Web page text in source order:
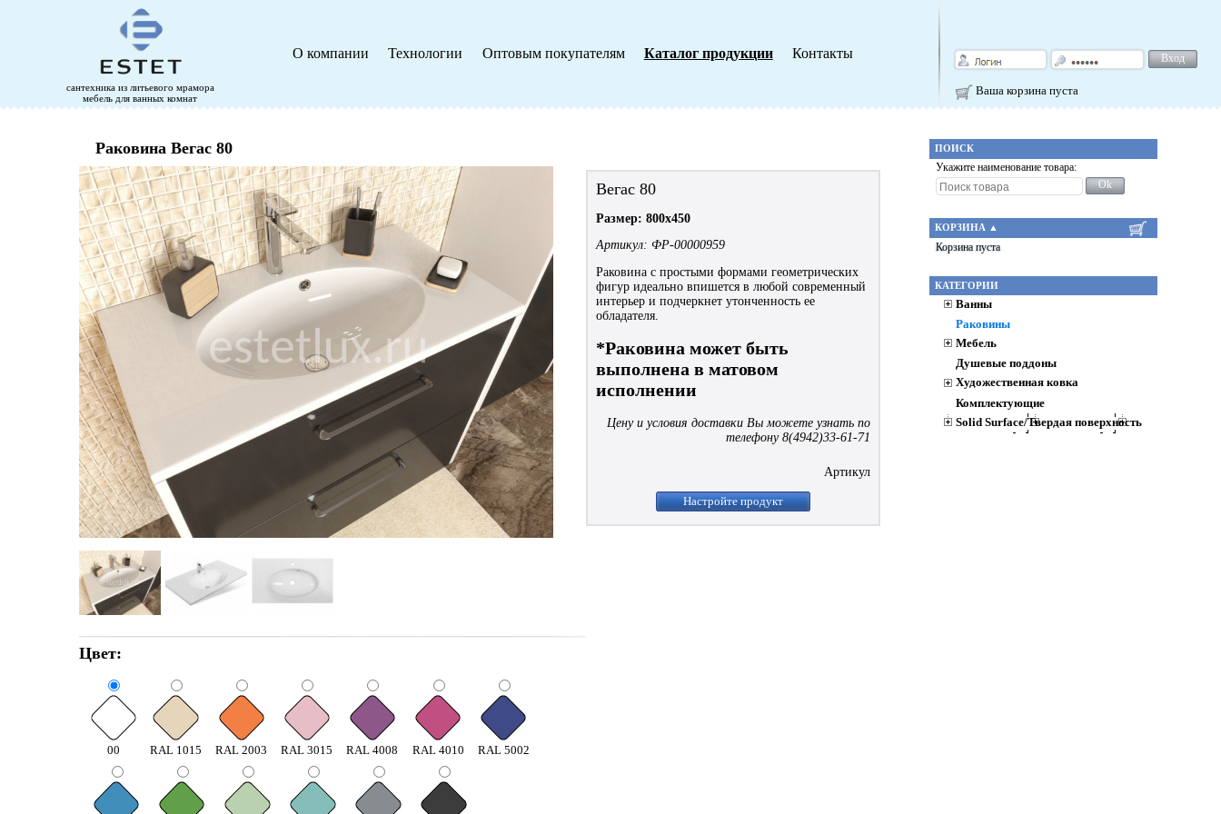
сантехника из литьевого мрамора
мебель для ванных комнат
О компании Технологии Оптовым покупателям Каталог продукции Контакты Вход
Ваша корзина пуста
Раковина Вегас 80
Цвет:
00 RAL 1015 RAL 2003 RAL 3015 RAL 4008 RAL 4010 RAL 5002
Вегас 80
Размер: 800х450
Артикул: ФР-00000959
Раковина с простыми формами геометрических
фигур идеально впишется в любой современный
интерьер и подчеркнет утонченность ее
обладателя.
*Раковина может быть
выполнена в матовом
исполнении
Цену и условия доставки Вы можете узнать по
телефону 8(4942)33-61-71
Артикул
Настройте продукт
ПОИСК
Укажите наименование товара:
Ok
КОРЗИНА ▲
Корзина пуста
КАТЕГОРИИ
Ванны
Раковины
Мебель
Душевые поддоны
Художественная ковка
Комплектующие
Solid Surface/Твердая поверхность